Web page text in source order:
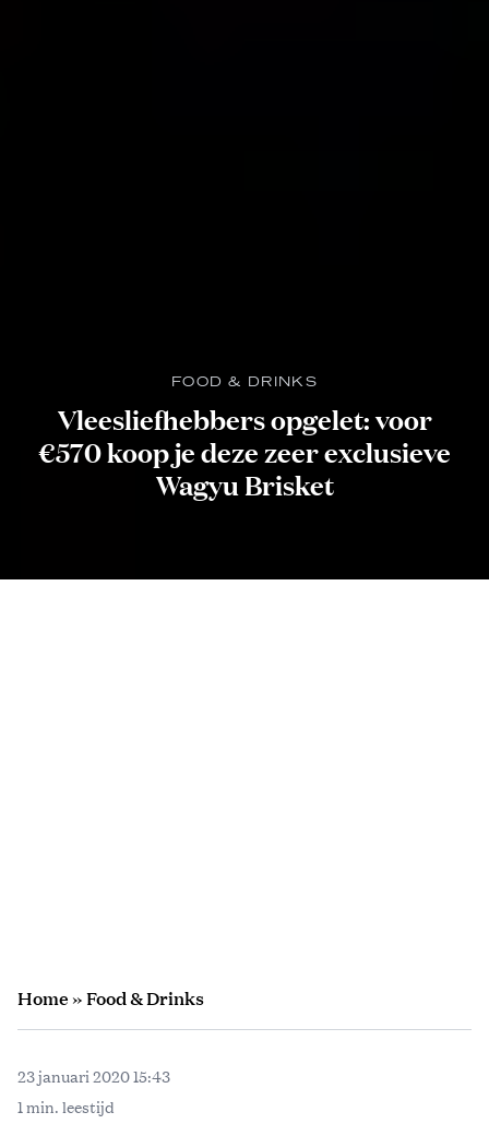
FOOD & DRINKS
Vleesliefhebbers opgelet: voor
€570 koop je deze zeer exclusieve
Wagyu Brisket
Home»Food & Drinks
23 januari 2020 15:43
1 min. leestijd